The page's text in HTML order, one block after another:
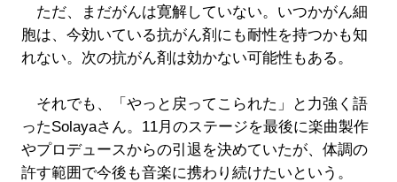
ただ、まだがんは寛解していない。いつかがん細
胞は、今効いている抗がん剤にも耐性を持つかも知
れない。次の抗がん剤は効かない可能性もある。
それでも、「やっと戻ってこられた」と力強く語
ったSolayaさん。11月のステージを最後に楽曲製作
やプロデュースからの引退を決めていたが、体調の
許す範囲で今後も音楽に携わり続けたいという。